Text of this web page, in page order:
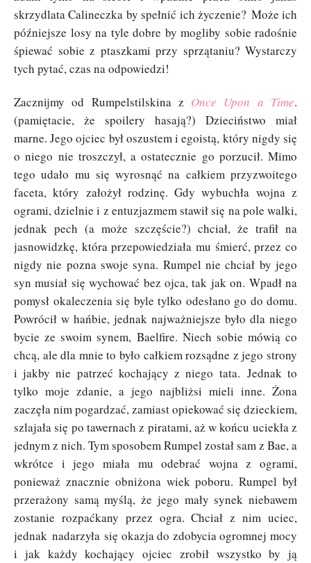
skrzydlata Calineczka by spełnić ich życzenie? Może ich
późniejsze losy na tyle dobre by mogliby sobie radośnie
śpiewać sobie z ptaszkami przy sprzątaniu? Wystarczy
tych pytać, czas na odpowiedzi!
Zacznijmy od Rumpelstilskina z Once Upon a Time.
(pamiętacie, że spoilery hasają?) Dzieciństwo miał
marne. Jego ojciec był oszustem i egoistą, który nigdy się
o niego nie troszczył, a ostatecznie go porzucił. Mimo
tego udało mu się wyrosnąć na całkiem przyzwoitego
faceta, który założył rodzinę. Gdy wybuchła wojna z
ogrami, dzielnie i z entuzjazmem stawił się na pole walki,
jednak pech (a może szczęście?) chciał, że trafił na
jasnowidzkę, która przepowiedziała mu śmierć, przez co
nigdy nie pozna swoje syna. Rumpel nie chciał by jego
syn musiał się wychować bez ojca, tak jak on. Wpadł na
pomysł okaleczenia się byle tylko odesłano go do domu.
Powrócił w hańbie, jednak najważniejsze było dla niego
bycie ze swoim synem, Baelfire. Niech sobie mówią co
chcą, ale dla mnie to było całkiem rozsądne z jego strony
i jakby nie patrzeć kochający z niego tata. Jednak to
tylko moje zdanie, a jego najbliżsi mieli inne. Żona
zaczęła nim pogardzać, zamiast opiekować się dzieckiem,
szlajała się po tawernach z piratami, aż w końcu uciekła z
jednym z nich. Tym sposobem Rumpel został sam z Bae, a
wkrótce i jego miała mu odebrać wojna z ogrami,
ponieważ znacznie obniżona wiek poboru. Rumpel był
przerażony samą myślą, że jego mały synek niebawem
zostanie rozpaćkany przez ogra. Chciał z nim uciec,
jednak nadarzyła się okazja do zdobycia ogromnej mocy
i jak każdy kochający ojciec zrobił wszystko by ją